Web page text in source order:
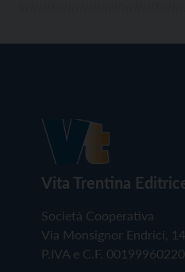
Vita Trentina
Società Cooperativa
Via Monsignor Endrici,
P.IVA e C.F. 00199960220